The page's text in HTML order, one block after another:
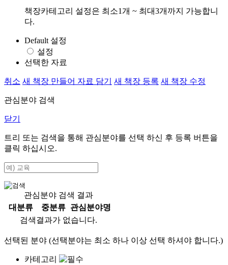
책장카테고리 설정은 최소1개 ~ 최대3개까지 가능합니
다.
Default 설정
설정
선택한 자료
취소 새 책장 만들어 자료 담기 새 책장 등록 새 책장 수정
관심분야 검색
닫기
트리 또는 검색을 통해 관심분야를 선택 하신 후 등록 버튼을
클릭 하십시오.
관심분야 검색 결과
대분류
중분류
관심분야명
검색결과가 없습니다.
선택된 분야 (선택분야는 최소 하나 이상 선택 하셔야 합니다.)
카테고리